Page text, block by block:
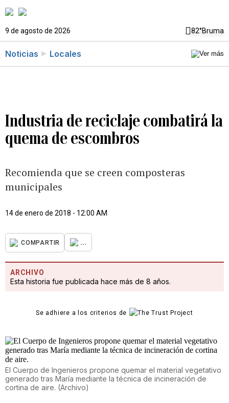
9 de agosto de 2026 82°Bruma
Noticias Locales
Industria de reciclaje combatirá la
quema de escombros
Recomienda que se creen composteras
municipales
14 de enero de 2018 - 12:00 AM
COMPARTIR ...
ARCHIVO
Esta historia fue publicada hace más de 8 años.
Se adhiere a los criterios de
El Cuerpo de Ingenieros propone quemar el material vegetativo
generado tras María mediante la técnica de incineración de
cortina de aire. (Archivo)